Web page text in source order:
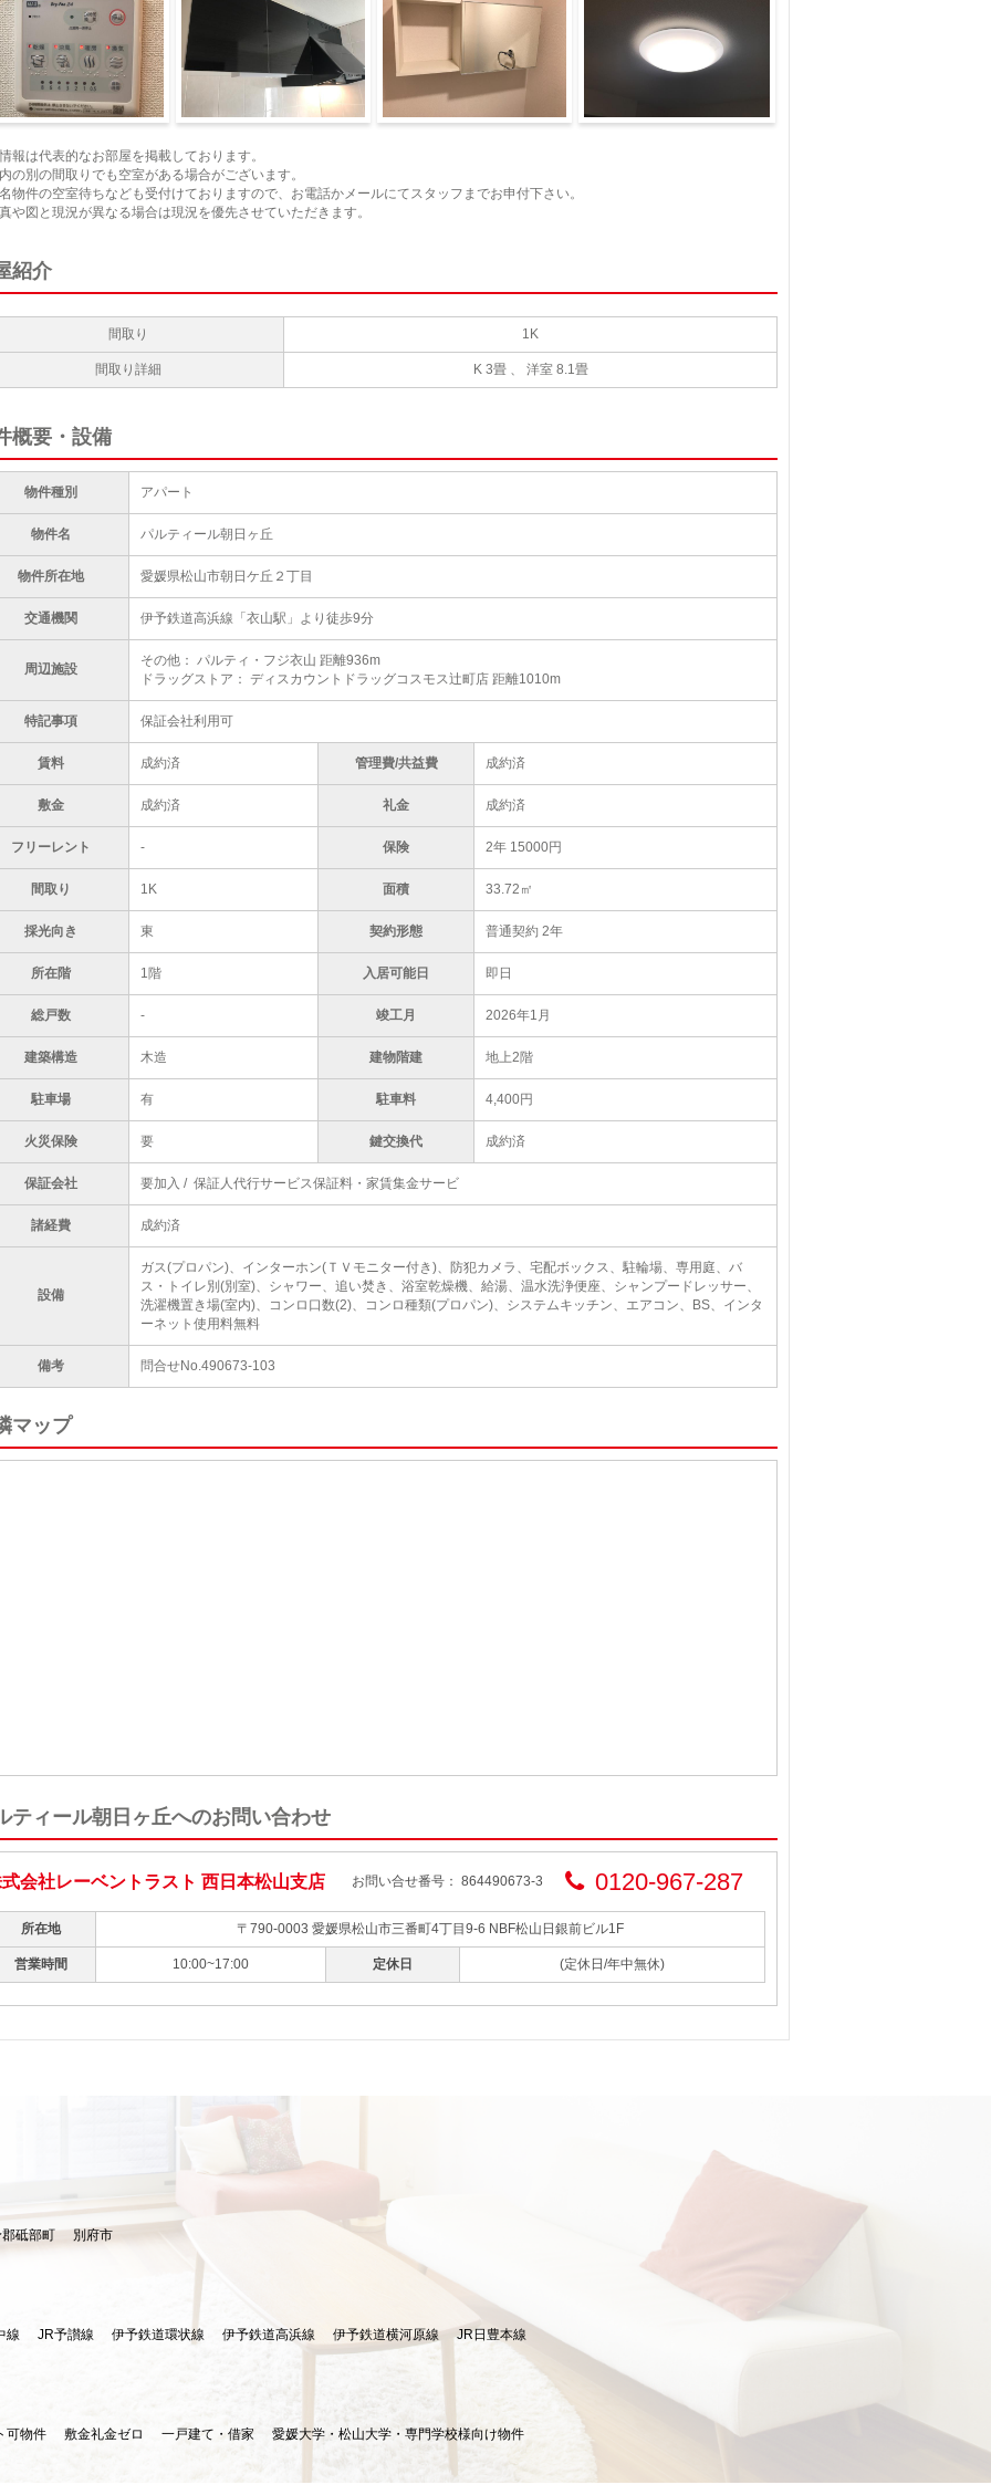
報は代表的なお部屋を掲載しております。
の別の間取りでも空室がある場合がございます。
物件の空室待ちなども受付けておりますので、お電話かメールにてスタッフまでお申付下さい。
や図と現況が異なる場合は現況を優先させていただきます。
紹介
間取り 1K
間取り詳細 K 3畳 、 洋室 8.1畳
概要・設備
物件種別 アパート
物件名 パルティール朝日ヶ丘
物件所在地 愛媛県松山市朝日ケ丘２丁目
交通機関 伊予鉄道高浜線「衣山駅」より徒歩9分
周辺施設
その他： パルティ・フジ衣山 距離936m
ドラッグストア： ディスカウントドラッグコスモス辻町店 距離1010m
特記事項 保証会社利用可
賃料 成約済 管理費/共益費 成約済
敷金 成約済 礼金 成約済
フリーレント - 保険 2年 15000円
間取り 1K 面積 33.72㎡
採光向き 東 契約形態 普通契約 2年
所在階 1階 入居可能日 即日
総戸数 - 竣工月 2026年1月
建築構造 木造 建物階建 地上2階
駐車場 有 駐車料 4,400円
火災保険 要 鍵交換代 成約済
保証会社 要加入 / 保証人代行サービス保証料・家賃集金サービ
諸経費 成約済
設備
ガス(プロパン)、インターホン(ＴＶモニター付き)、防犯カメラ、宅配ボックス、駐輪場、専用庭、バ
ス・トイレ別(別室)、シャワー、追い焚き、浴室乾燥機、給湯、温水洗浄便座、シャンプードレッサー、
洗濯機置き場(室内)、コンロ口数(2)、コンロ種類(プロパン)、システムキッチン、エアコン、BS、インタ
ーネット使用料無料
備考 問合せNo.490673-103
マップ
ティール朝日ヶ丘へのお問い合わせ
会社レーベントラスト 西日本松山支店 0120-967-287
お問い合せ番号： 864490673-3
所在地 〒790-0003 愛媛県松山市三番町4丁目9-6 NBF松山日銀前ビル1F
営業時間 10:00~17:00 定休日 (定休日/年中無休)
砥部町 別府市
線 JR予讃線 伊予鉄道環状線 伊予鉄道高浜線 伊予鉄道横河原線 JR日豊本線
可物件 敷金礼金ゼロ 一戸建て・借家 愛媛大学・松山大学・専門学校様向け物件